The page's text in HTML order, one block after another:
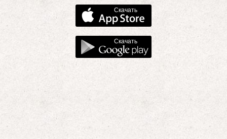
Скачать
Скачать